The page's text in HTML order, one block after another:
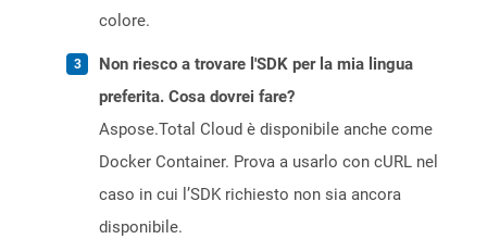
colore.
Non riesco a trovare l'SDK per la mia lingua
preferita. Cosa dovrei fare?
Aspose.Total Cloud è disponibile anche come
Docker Container. Prova a usarlo con cURL nel
caso in cui l’SDK richiesto non sia ancora
disponibile.